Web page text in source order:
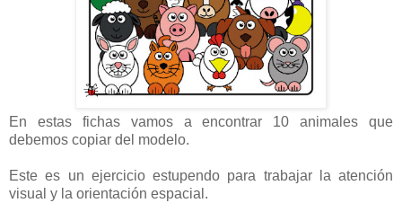
En estas fichas vamos a encontrar 10 animales que
debemos copiar del modelo.
Este es un ejercicio estupendo para trabajar la atención
visual y la orientación espacial.